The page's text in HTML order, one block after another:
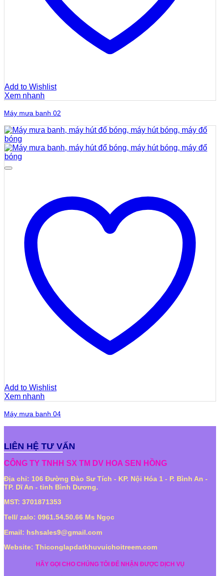
Add to Wishlist
Xem nhanh
Máy mưa banh 02
Add to Wishlist
Xem nhanh
Máy mưa banh 04
LIÊN HỆ TƯ VẤN
CÔNG TY TNHH SX TM DV HOA SEN HỒNG
Địa chỉ: 106 Đường Đào Sư Tích - KP. Nội Hóa 1 - P. Bình An -
TP. Dĩ An - tỉnh Bình Dương.
MST: 3701871353
Tell/ zalo: 0961.54.50.66 Ms Ngọc
Email: hshsales9@gmail.com
Website: Thiconglapdatkhuvuichoitreem.com
HÃY GỌI CHO CHÚNG TÔI ĐỂ NHẬN ĐƯỢC DỊCH VỤ